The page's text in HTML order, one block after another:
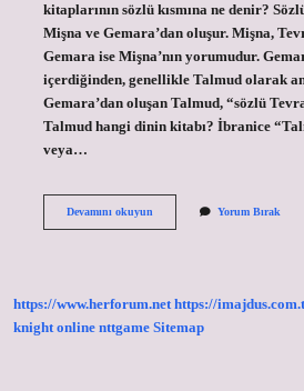
kitaplarının sözlü kısmına ne denir?
Mişna ve Gemara’dan oluşur. Mişna,
Gemara ise Mişna’nın yorumudur.
içerdiğinden, genellikle Talmud olarak
Gemara’dan oluşan Talmud, “sözlü
Talmud hangi dinin kitabı? İbranice
veya…
Devamını okuyunMişna
Yorum Bırak
https://www.herforum.net https://
knight online nttgame Sitemap